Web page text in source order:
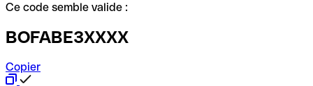
Ce code semble valide :
BOFABE3XXXX
Copier